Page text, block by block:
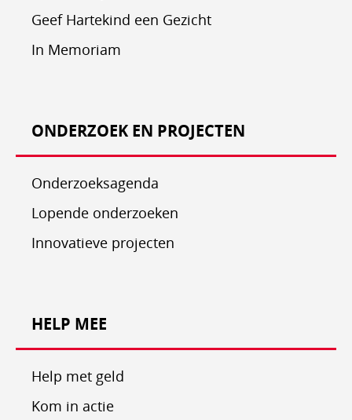
Geef Hartekind een Gezicht
In Memoriam
ONDERZOEK EN PROJECTEN
Onderzoeksagenda
Lopende onderzoeken
Innovatieve projecten
HELP MEE
Help met geld
Kom in actie